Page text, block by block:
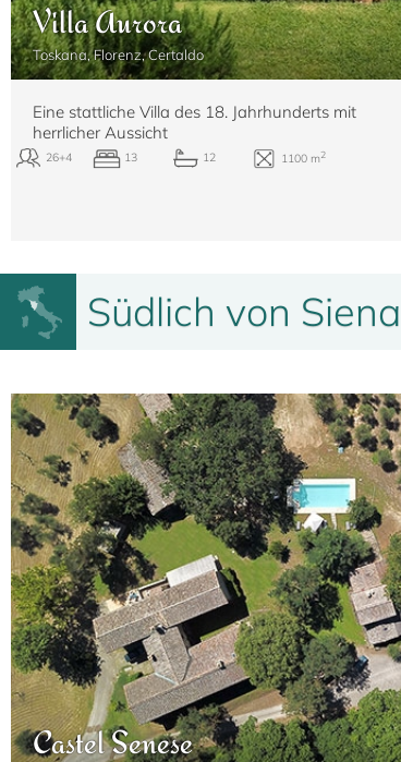
18 9 9 770 m2
Villa Aurora
Toskana, Florenz, Certaldo
Eine stattliche Villa des 18. Jahrhunderts mit
herrlicher Aussicht
Südlich von Siena
Castel Senese